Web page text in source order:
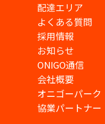
配達エリア
よくある質問
採用情報
お知らせ
ONIGO通信
会社概要
オニゴーパーク
協業パートナー